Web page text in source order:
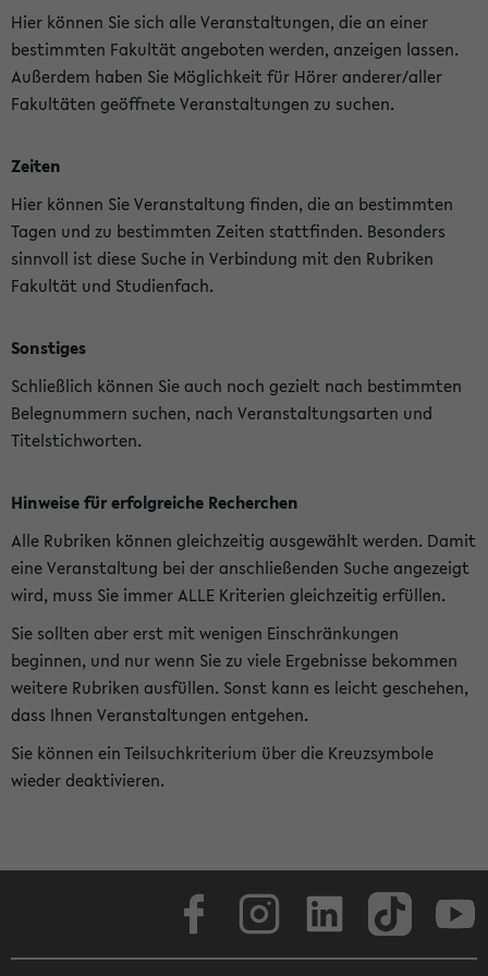
Hier können Sie sich alle Veranstaltungen, die an einer
bestimmten Fakultät angeboten werden, anzeigen lassen.
Außerdem haben Sie Möglichkeit für Hörer anderer/aller
Fakultäten geöffnete Veranstaltungen zu suchen.
Zeiten
Hier können Sie Veranstaltung finden, die an bestimmten
Tagen und zu bestimmten Zeiten stattfinden. Besonders
sinnvoll ist diese Suche in Verbindung mit den Rubriken
Fakultät und Studienfach.
Sonstiges
Schließlich können Sie auch noch gezielt nach bestimmten
Belegnummern suchen, nach Veranstaltungsarten und
Titelstichworten.
Hinweise für erfolgreiche Recherchen
Alle Rubriken können gleichzeitig ausgewählt werden. Damit
eine Veranstaltung bei der anschließenden Suche angezeigt
wird, muss Sie immer ALLE Kriterien gleichzeitig erfüllen.
Sie sollten aber erst mit wenigen Einschränkungen
beginnen, und nur wenn Sie zu viele Ergebnisse bekommen
weitere Rubriken ausfüllen. Sonst kann es leicht geschehen,
dass Ihnen Veranstaltungen entgehen.
Sie können ein Teilsuchkriterium über die Kreuzsymbole
wieder deaktivieren.